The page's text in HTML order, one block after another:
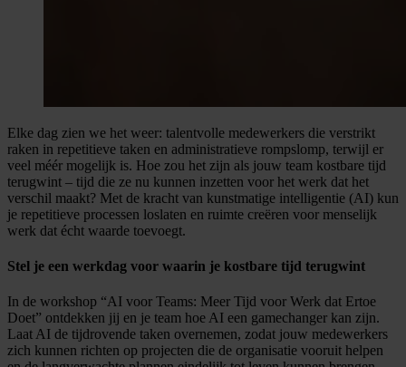
Elke dag zien we het weer: talentvolle medewerkers die verstrikt
raken in repetitieve taken en administratieve rompslomp, terwijl er
veel méér mogelijk is. Hoe zou het zijn als jouw team kostbare tijd
terugwint – tijd die ze nu kunnen inzetten voor het werk dat het
verschil maakt? Met de kracht van kunstmatige intelligentie (AI) kun
je repetitieve processen loslaten en ruimte creëren voor menselijk
werk dat écht waarde toevoegt.
Stel je een werkdag voor waarin je kostbare tijd terugwint
In de workshop “AI voor Teams: Meer Tijd voor Werk dat Ertoe
Doet” ontdekken jij en je team hoe AI een gamechanger kan zijn.
Laat AI de tijdrovende taken overnemen, zodat jouw medewerkers
zich kunnen richten op projecten die de organisatie vooruit helpen